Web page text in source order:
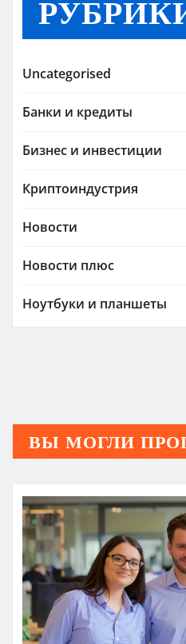
Uncategorised
Банки и кредиты
Бизнес и инвестиции
Криптоиндустрия
Новости
Новости плюс
Ноутбуки и планшеты
ВЫ МОГЛИ